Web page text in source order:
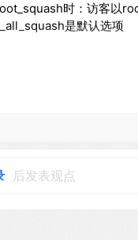
时：访客以
是默认选项
可读可写
（默认）：访问用户
指定匿名访问用户的本
后发表观点